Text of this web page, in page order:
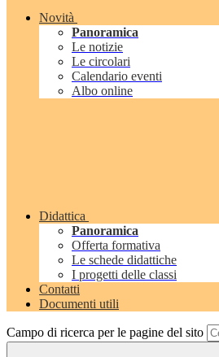
Novità
Panoramica
Le notizie
Le circolari
Calendario eventi
Albo online
Didattica
Panoramica
Offerta formativa
Le schede didattiche
I progetti delle classi
Contatti
Documenti utili
Campo di ricerca per le pagine del sito